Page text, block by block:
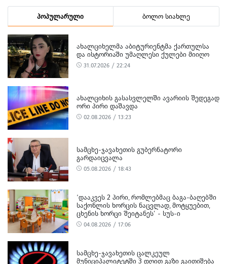
პოპულარული ბოლო სიახლე
ᲐᲮᲐᲚᲪᲘᲮᲔᲚᲛᲐ ᲐᲑᲘᲢᲣᲠᲘᲔᲜᲢᲛᲐ ᲥᲐᲠᲗᲣᲚᲡᲐ
ᲓᲐ ᲘᲡᲢᲝᲠᲘᲐᲨᲘ ᲣᲛᲐᲦᲚᲔᲡᲘ ᲥᲣᲚᲔᲑᲘ ᲛᲘᲘᲦᲝ
31.07.2026 / 22:24
ᲐᲮᲐᲚᲪᲘᲮᲘᲡ ᲒᲐᲡᲐᲡᲕᲚᲔᲚᲨᲘ ᲐᲕᲐᲠᲘᲘᲡ ᲨᲔᲓᲔᲒᲐᲓ
ᲝᲠᲘ ᲞᲘᲠᲘ ᲓᲐᲨᲐᲕᲓᲐ
02.08.2026 / 13:23
ᲡᲐᲛᲪᲮᲔ-ᲯᲐᲕᲐᲮᲔᲗᲘᲡ ᲒᲣᲑᲔᲠᲜᲐᲢᲝᲠᲘ
ᲒᲐᲠᲓᲐᲘᲪᲕᲐᲚᲐ
05.08.2026 / 18:43
‘ᲓᲐᲐᲙᲕᲔᲡ 2 ᲞᲘᲠᲘ, ᲠᲝᲛᲚᲔᲑᲛᲐᲪ ᲑᲐᲒᲐ-ᲑᲐᲦᲔᲑᲨᲘ
ᲡᲐᲥᲝᲜᲚᲘᲡ ᲮᲝᲠᲪᲘᲡ ᲜᲐᲪᲕᲚᲐᲓ, ᲛᲝᲢᲧᲣᲔᲑᲘᲗ,
ᲪᲮᲔᲜᲘᲡ ᲮᲝᲠᲪᲘ ᲨᲔᲘᲢᲐᲜᲔᲡ’ - ᲡᲣᲡ-Ი
04.08.2026 / 17:06
ᲡᲐᲛᲪᲮᲔ-ᲯᲐᲕᲐᲮᲔᲗᲘᲡ ᲪᲐᲚᲙᲔᲣᲚ
ᲛᲣᲜᲘᲪᲘᲞᲐᲚᲘᲢᲔᲢᲨᲘ 3 ᲓᲦᲘᲗ ᲒᲐᲖᲘ ᲒᲐᲘᲗᲘᲨᲔᲑᲐ